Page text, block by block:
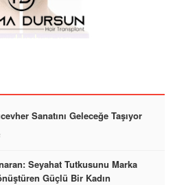
Sanatını Geleceğe Taşıyor
Seyahat Tutkusunu Marka
Güçlü Bir Kadın